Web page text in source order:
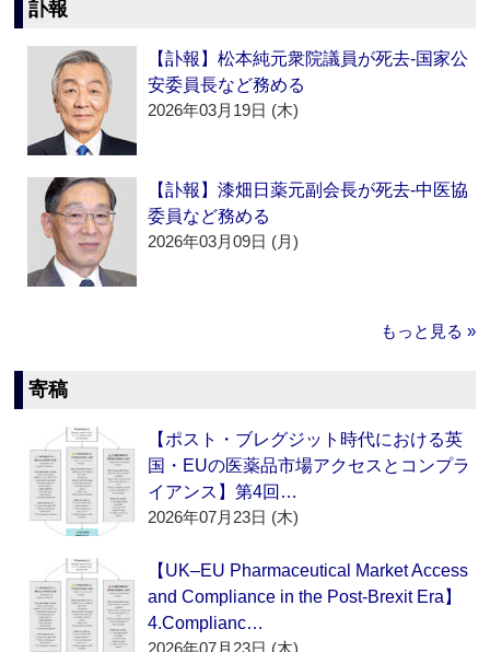
訃報
【訃報】松本純元衆院議員が死去‐国家公
安委員長など務める
2026年03月19日 (木)
【訃報】漆畑日薬元副会長が死去‐中医協
委員など務める
2026年03月09日 (月)
もっと見る »
寄稿
【ポスト・ブレグジット時代における英
国・EUの医薬品市場アクセスとコンプラ
イアンス】第4回…
2026年07月23日 (木)
【UK–EU Pharmaceutical Market Access
and Compliance in the Post-Brexit Era】
4.Complianc…